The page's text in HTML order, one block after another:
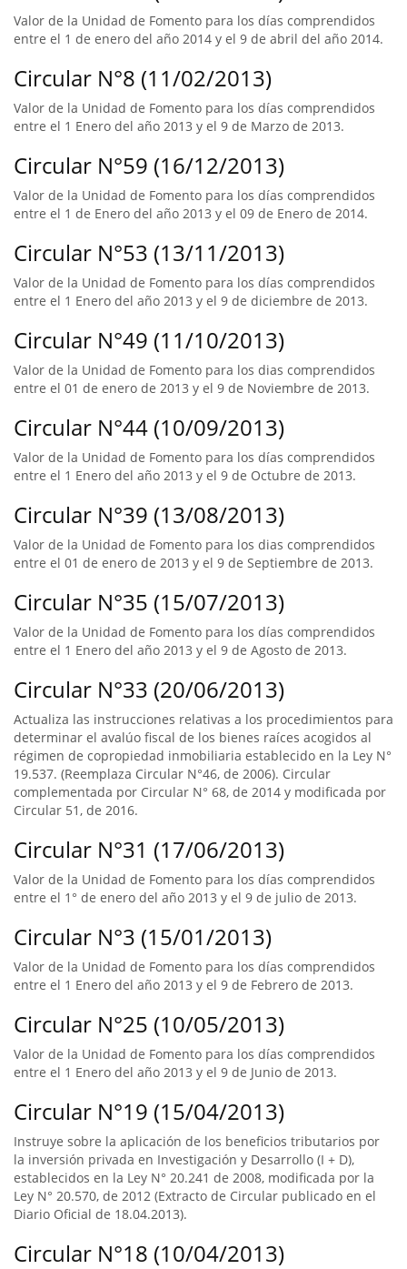
Valor de la Unidad de Fomento para los días comprendidos
entre el 1 de enero del año 2014 y el 9 de abril del año 2014.
Circular N°8 (11/02/2013)
Valor de la Unidad de Fomento para los días comprendidos
entre el 1 Enero del año 2013 y el 9 de Marzo de 2013.
Circular N°59 (16/12/2013)
Valor de la Unidad de Fomento para los días comprendidos
entre el 1 de Enero del año 2013 y el 09 de Enero de 2014.
Circular N°53 (13/11/2013)
Valor de la Unidad de Fomento para los días comprendidos
entre el 1 Enero del año 2013 y el 9 de diciembre de 2013.
Circular N°49 (11/10/2013)
Valor de la Unidad de Fomento para los dias comprendidos
entre el 01 de enero de 2013 y el 9 de Noviembre de 2013.
Circular N°44 (10/09/2013)
Valor de la Unidad de Fomento para los días comprendidos
entre el 1 Enero del año 2013 y el 9 de Octubre de 2013.
Circular N°39 (13/08/2013)
Valor de la Unidad de Fomento para los dias comprendidos
entre el 01 de enero de 2013 y el 9 de Septiembre de 2013.
Circular N°35 (15/07/2013)
Valor de la Unidad de Fomento para los días comprendidos
entre el 1 Enero del año 2013 y el 9 de Agosto de 2013.
Circular N°33 (20/06/2013)
Actualiza las instrucciones relativas a los procedimientos para
determinar el avalúo fiscal de los bienes raíces acogidos al
régimen de copropiedad inmobiliaria establecido en la Ley N°
19.537. (Reemplaza Circular N°46, de 2006). Circular
complementada por Circular N° 68, de 2014 y modificada por
Circular 51, de 2016.
Circular N°31 (17/06/2013)
Valor de la Unidad de Fomento para los días comprendidos
entre el 1° de enero del año 2013 y el 9 de julio de 2013.
Circular N°3 (15/01/2013)
Valor de la Unidad de Fomento para los días comprendidos
entre el 1 Enero del año 2013 y el 9 de Febrero de 2013.
Circular N°25 (10/05/2013)
Valor de la Unidad de Fomento para los días comprendidos
entre el 1 Enero del año 2013 y el 9 de Junio de 2013.
Circular N°19 (15/04/2013)
Instruye sobre la aplicación de los beneficios tributarios por
la inversión privada en Investigación y Desarrollo (I + D),
establecidos en la Ley N° 20.241 de 2008, modificada por la
Ley N° 20.570, de 2012 (Extracto de Circular publicado en el
Diario Oficial de 18.04.2013).
Circular N°18 (10/04/2013)